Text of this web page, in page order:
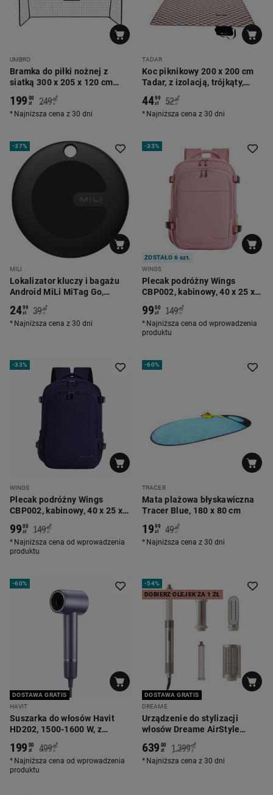
UMBRO
Bramka do piłki nożnej z
siatką 300 x 205 x 120 cm
199 00
zł 249 00
zł
*
Najniższa cena z 30 dni
TADAR
Koc piknikowy 200 x 200 cm
Tadar, z izolacją, trójkąty,
wielokolorowy
4499
zł 52 99
zł
*
Najniższa cena z 30 dni
-37%
MILI
Lokalizator kluczy i bagażu
Android MiLi MiTag Go,
2499
zł 39 99
zł
*
Najniższa cena z 30 dni
-33%
ZOSTAŁO 6 szt.
WINGS
Plecak podróżny Wings
CBP002, kabinowy, 40 x 25 x
20 cm, różowy
9900
zł 149 00
zł
*
Najniższa cena od wprowadzenia
produktu
-33%
WINGS
Plecak podróżny Wings
CBP002, kabinowy, 40 x 25 x
20 cm, niebieski
9900
zł 149 00
zł
*
Najniższa cena od wprowadzenia
produktu
-60%
TRACER
Mata plażowa błyskawiczna
Tracer Blue, 180 x 80 cm
1999
zł 49 99
zł
*
Najniższa cena z 30 dni
-60%
DOSTAWA GRATIS
HAVIT
Suszarka do włosów Havit
HD202, 1500-1600 W, z
jonizacją, 2 końcówki,
niebieska
199 00
zł 499 00
zł
*
Najniższa cena od wprowadzenia
produktu
-54%
DOBIERZ OLEJEK ZA 1 ZŁ
DOSTAWA GRATIS
DREAME
Urządzenie do stylizacji
włosów Dreame AirStyle
Shine, 1200 W, 5 końcówek
639 00
zł 1.399 00
zł
*
Najniższa cena z 30 dni